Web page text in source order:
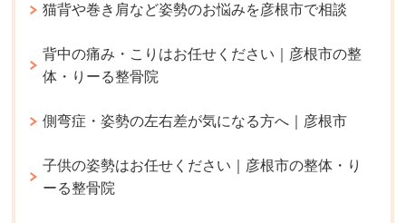
猫背や巻き肩など姿勢のお悩みを彦根市で相談
背中の痛み・こりはお任せください｜彦根市の整
体・りーる整骨院
側弯症・姿勢の左右差が気になる方へ｜彦根市
子供の姿勢はお任せください｜彦根市の整体・り
ーる整骨院